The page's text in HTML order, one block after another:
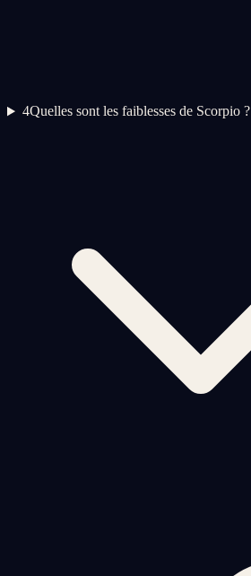
4Quelles sont les faiblesses de Scorpio ?